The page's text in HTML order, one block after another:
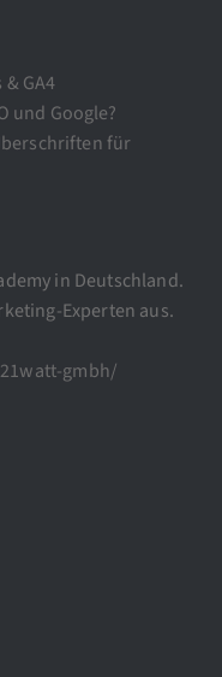
GA4
und Google?
für
in Deutschland.
Experten aus.
gmbh/